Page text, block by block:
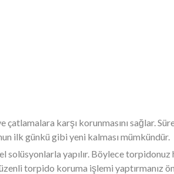
çatlamalara karşı korunmasını sağlar.
ilk günkü gibi yeni kalması mümkündür.
solüsyonlarla yapılır. Böylece
torpido koruma işlemi yaptırmanız